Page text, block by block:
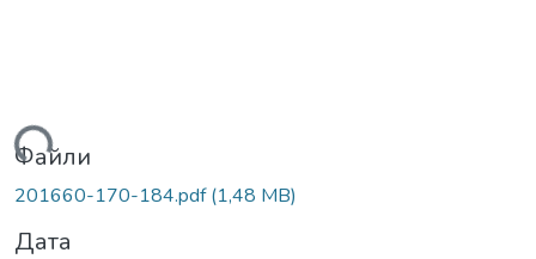
Файли
201660-170-184.pdf(1,48 MB)
Дата